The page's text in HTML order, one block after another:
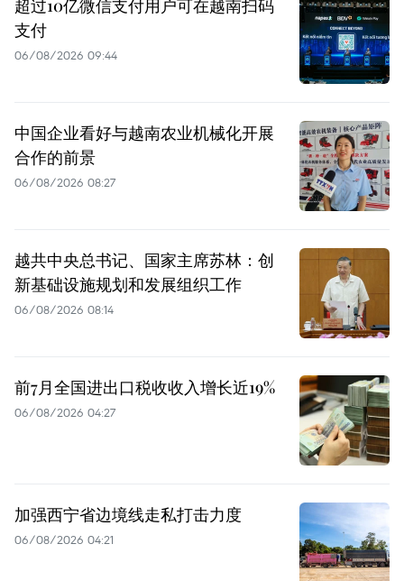
超过10亿微信支付用户可在越南扫码
支付
06/08/2026 09:44
中国企业看好与越南农业机械化开展
合作的前景
06/08/2026 08:27
越共中央总书记、国家主席苏林：创
新基础设施规划和发展组织工作
06/08/2026 08:14
前7月全国进出口税收收入增长近19%
06/08/2026 04:27
加强西宁省边境线走私打击力度
06/08/2026 04:21